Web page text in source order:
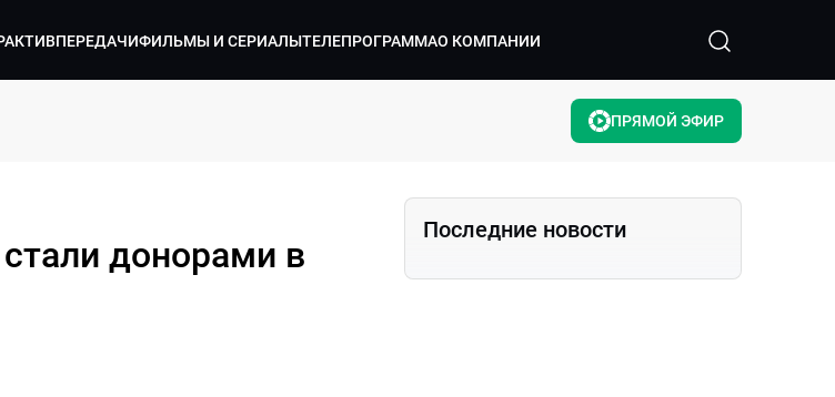
ПЕРЕДАЧИФИЛЬМЫ И СЕРИАЛЫТЕЛЕПРОГРАММАО КОМПАНИИ
ПРЯМОЙ ЭФИР
донорами в
Последние новости